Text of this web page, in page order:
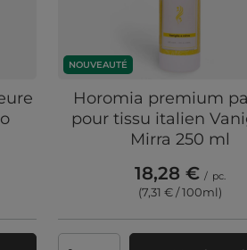
NOUVEAUTÉ
Horomia premium
pour tissu italien
Mirra 250 ml
18,28 € / pc.
(7,31 € / 100ml)